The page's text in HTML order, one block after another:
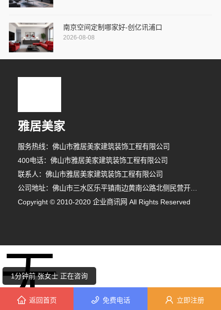
南京空间定制哪家好-创亿讯浦口
2026-08-08
雅居美家
服务热线：佛山市雅居美家建筑装饰工程有限公司
400电话：佛山市雅居美家建筑装饰工程有限公司
联系人：佛山市雅居美家建筑装饰工程有限公司
公司地址：佛山市三水区乐平镇南边黄南公路北侧民营开发区F1之二
Copyright © 2010-2020 企业商讯网 All Rights Reserved
1分钟前 张女士 正在咨询
6分钟前 韩女士 正在咨询
返回首页 免费电话 立即注册
无